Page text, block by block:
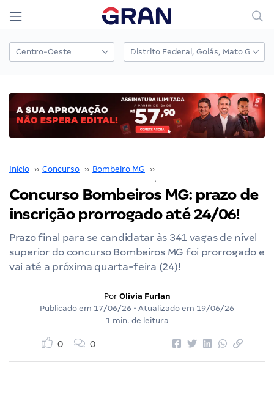
Início ›› Concurso ›› Bombeiro MG ››
Concurso Bombeiros MG: prazo de
inscrição prorrogado até 24/06!
Prazo final para se candidatar às 341 vagas de nível
superior do concurso Bombeiros MG foi prorrogado e
vai até a próxima quarta-feira (24)!
Por Olivia Furlan
Publicado em 17/06/26 • Atualizado em 19/06/26
1 min. de leitura
0 0